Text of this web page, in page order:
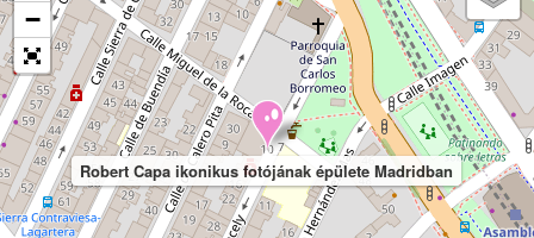
Robert Capa ikonikus fotójának épülete Madridban
−